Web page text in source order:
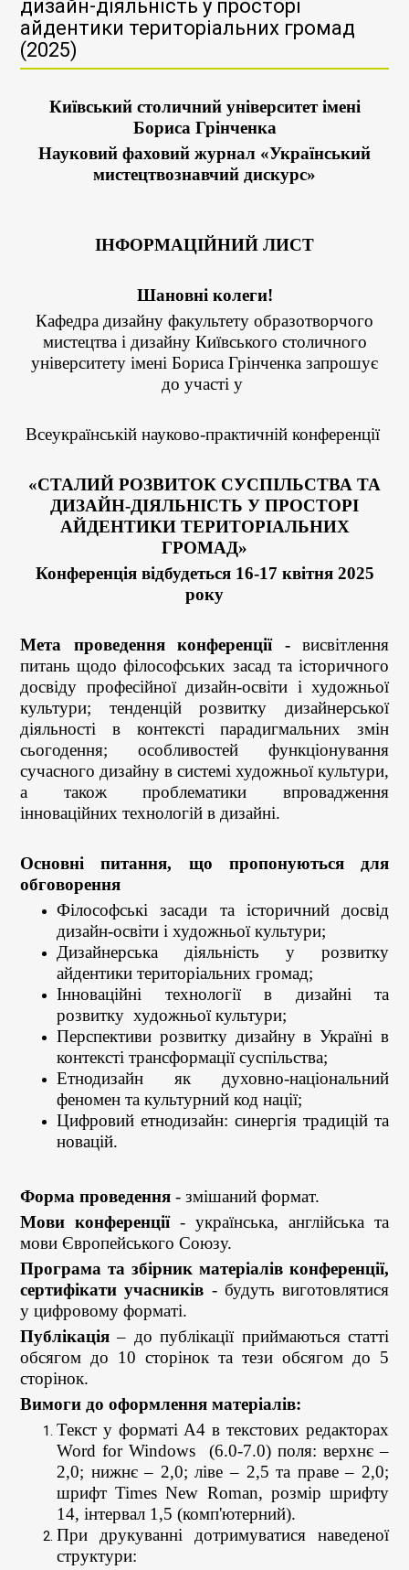
дизайн-діяльність у просторі
айдентики територіальних громад
(2025)
Київський столичний університет імені
Бориса Грінченка
Науковий фаховий журнал «Український
мистецтвознавчий дискурс»
ІНФОРМАЦІЙНИЙ ЛИСТ
Шановні колеги!
Кафедра дизайну факультету образотворчого
мистецтва і дизайну Київського столичного
університету імені Бориса Грінченка запрошує
до участі у
Всеукраїнській науково-практичній конференції
«СТАЛИЙ РОЗВИТОК СУСПІЛЬСТВА ТА
ДИЗАЙН-ДІЯЛЬНІСТЬ У ПРОСТОРІ
АЙДЕНТИКИ ТЕРИТОРІАЛЬНИХ
ГРОМАД»
Конференція відбудеться 16-17 квітня 2025
року
Мета проведення конференції -висвітлення
питань щодо філософських засад та історичного
досвіду професійної дизайн-освіти і художньої
культури; тенденцій розвитку дизайнерської
діяльності в контексті парадигмальних змін
сьогодення; особливостей функціонування
сучасного дизайну в системі художньої культури,
а також проблематики впровадження
інноваційних технологій в дизайні.
Основні питання, що пропонуються для
обговорення
Філософські засади та історичний досвід
дизайн-освіти і художньої культури;
Дизайнерська діяльність у розвитку
айдентики територіальних громад;
Інноваційні технології в дизайні та
розвитку художньої культури;
Перспективи розвитку дизайну в Україні в
контексті трансформації суспільства;
Етнодизайн як духовно-національний
феномен та культурний код нації;
Цифровий етнодизайн: синергія традицій та
новацій.
Форма проведення - змішаний формат.
Мови конференції- українська, англійська та
мови Європейського Союзу.
Програма та збірник матеріалів конференції,
сертифікати учасників - будуть виготовлятися
у цифровому форматі.
Публікація – до публікації приймаються статті
обсягом до 10 сторінок та тези обсягом до 5
сторінок.
Вимоги до оформлення матеріалів:
Текст у форматі А4 в текстових редакторах
Word for Windows (6.0-7.0) поля: верхнє –
2,0; нижнє – 2,0; ліве – 2,5 та праве – 2,0;
шрифт Times New Roman, розмір шрифту
14, інтервал 1,5 (комп'ютерний).
При друкуванні дотримуватися наведеної
структури: